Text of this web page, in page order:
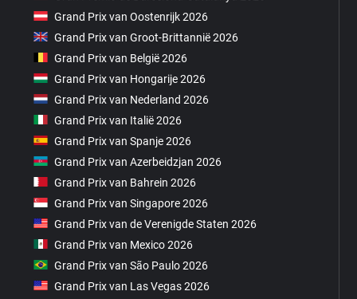
Grand Prix van Oostenrijk 2026
Grand Prix van Groot-Brittannië 2026
Grand Prix van België 2026
Grand Prix van Hongarije 2026
Grand Prix van Nederland 2026
Grand Prix van Italië 2026
Grand Prix van Spanje 2026
Grand Prix van Azerbeidzjan 2026
Grand Prix van Bahrein 2026
Grand Prix van Singapore 2026
Grand Prix van de Verenigde Staten 2026
Grand Prix van Mexico 2026
Grand Prix van São Paulo 2026
Grand Prix van Las Vegas 2026